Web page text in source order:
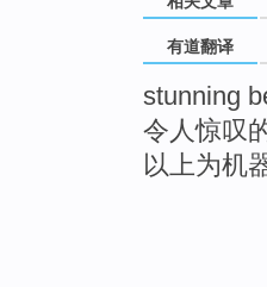
有道翻译
stunning
令人惊叹
以上为机